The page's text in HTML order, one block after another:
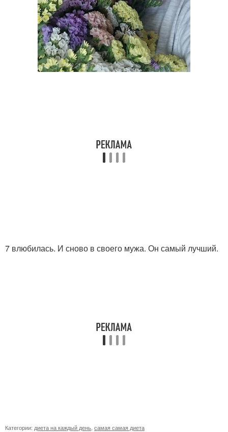
7 влюбилась. И сново в своего мужа. Он самый лучший.
Категории: диета на каждый день самая самая диета